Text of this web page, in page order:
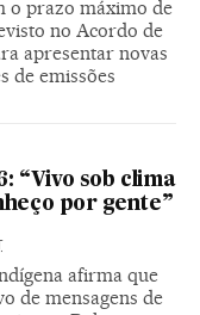
o prazo máximo de
no Acordo de
apresentar novas
de emissões
“Vivo sob clima
por gente”
afirma que
de mensagens de